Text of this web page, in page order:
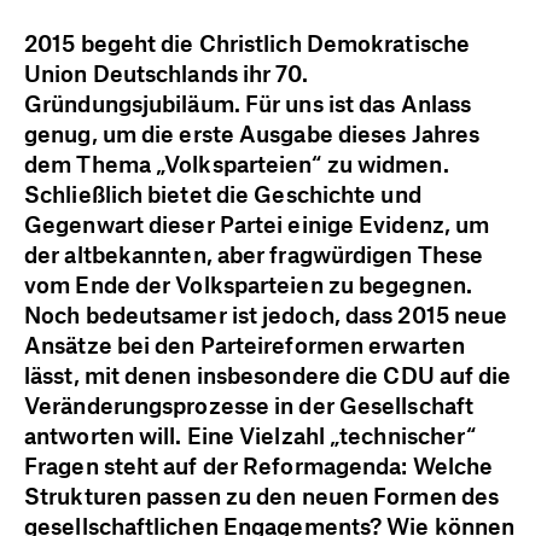
2015 begeht die Christlich Demokratische
Union Deutschlands ihr 70.
Gründungsjubiläum. Für uns ist das Anlass
genug, um die erste Ausgabe dieses Jahres
dem Thema „Volksparteien“ zu widmen.
Schließlich bietet die Geschichte und
Gegenwart dieser Partei einige Evidenz, um
der altbekannten, aber fragwürdigen These
vom Ende der Volksparteien zu begegnen.
Noch bedeutsamer ist jedoch, dass 2015 neue
Ansätze bei den Parteireformen erwarten
lässt, mit denen insbesondere die CDU auf die
Veränderungsprozesse in der Gesellschaft
antworten will. Eine Vielzahl „technischer“
Fragen steht auf der Reformagenda: Welche
Strukturen passen zu den neuen Formen des
gesellschaftlichen Engagements? Wie können